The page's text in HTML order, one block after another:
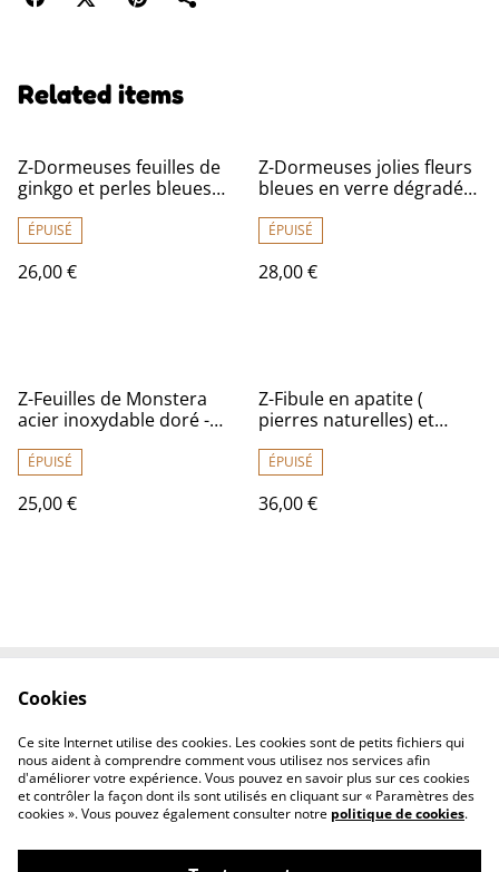
Related items
Z-Dormeuses feuilles de
ginkgo et perles bleues
inoxydable doré -sans
nickel, pièce unique
ÉPUISÉ
26,00 €
Z-Dormeuses jolies fleurs
bleues en verre dégradé
doré, pièce unique -sans
nickel
ÉPUISÉ
28,00 €
Z-Feuilles de Monstera
acier inoxydable doré -
ÉPUISÉ
25,00 €
Z-Fibule en apatite (
pierres naturelles) et
bronze, pièce unique
ÉPUISÉ
36,00 €
Politique de
confidentialité
Politique de cookies
Cookies
Ce site Internet utilise des cookies. Les cookies sont de petits fichiers qui
nous aident à comprendre comment vous utilisez nos services afin
d'améliorer votre expérience. Vous pouvez en savoir plus sur ces cookies
et contrôler la façon dont ils sont utilisés en cliquant sur « Paramètres des
cookies ». Vous pouvez également consulter notre politique de cookies.